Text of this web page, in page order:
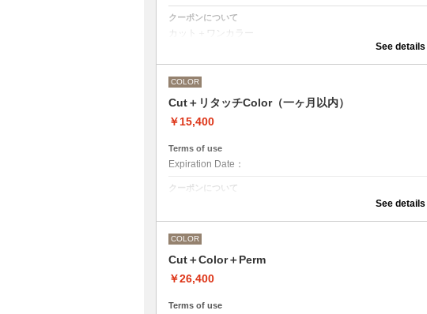
クーポンについて
カット＋ワンカラー
M ¥＋1100 L¥＋1650 LL¥＋2200
●ヘアマニキュアの場合は￥＋2200
●ポイントカラーなどのデザインカラーをご希望の場合、
See details
COLOR
Cut＋リタッチColor（一ヶ月以内）
￥15,400
Terms of use
Expiration Date：
クーポンについて
カット＋ワンカラー（おしゃれ染め、白髪染め）の一ヶ月以
See details
COLOR
Cut＋Color＋Perm
￥26,400
Terms of use